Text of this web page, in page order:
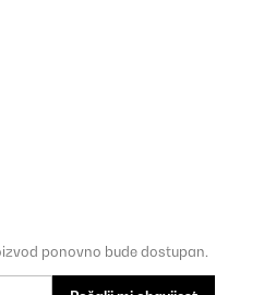
ponovno bude dostupan.